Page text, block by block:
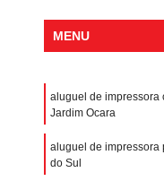
MENU
aluguel de impressora
Jardim Ocara
aluguel de impressora
do Sul